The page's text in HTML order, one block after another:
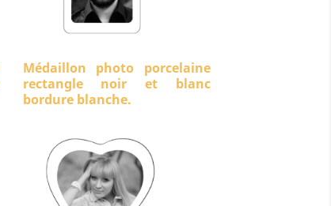
Médaillon photo porcelaine
rectangle noir et blanc
bordure blanche.